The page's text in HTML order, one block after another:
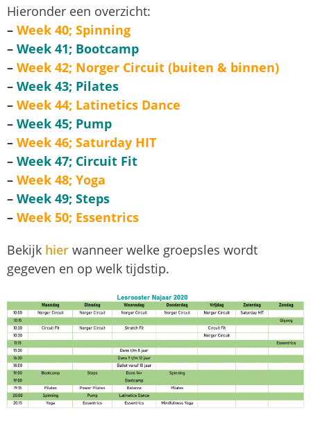
Hieronder een overzicht:
– Week 40; Spinning
– Week 41; Bootcamp
– Week 42; Norger Circuit (buiten & binnen)
– Week 43; Pilates
– Week 44; Latinetics Dance
– Week 45; Pump
– Week 46; Saturday HIT
– Week 47; Circuit Fit
– Week 48; Yoga
– Week 49; Steps
– Week 50; Essentrics
Bekijk hier wanneer welke groepsles wordt
gegeven en op welk tijdstip.